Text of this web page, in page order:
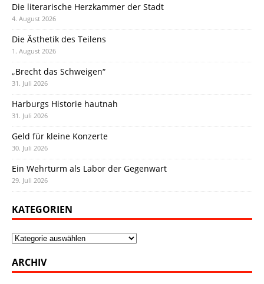
Die literarische Herzkammer der Stadt
4. August 2026
Die Ästhetik des Teilens
1. August 2026
„Brecht das Schweigen“
31. Juli 2026
Harburgs Historie hautnah
31. Juli 2026
Geld für kleine Konzerte
30. Juli 2026
Ein Wehrturm als Labor der Gegenwart
29. Juli 2026
KATEGORIEN
Kategorien
ARCHIV